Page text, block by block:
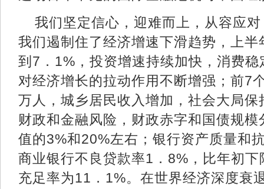
我们坚定信心，迎难而上，从容应
我们遏制住了经济增速下滑趋势，上
到7．1%，投资增速持续加快，消费
对经济增长的拉动作用不断增强；前7
万人，城乡居民收入增加，社会大局
财政和金融风险，财政赤字和国债规
值的3%和20%左右；银行资产质量和
商业银行不良贷款率1．8%，比年初
充足率为11．1%。在世界经济深度衰